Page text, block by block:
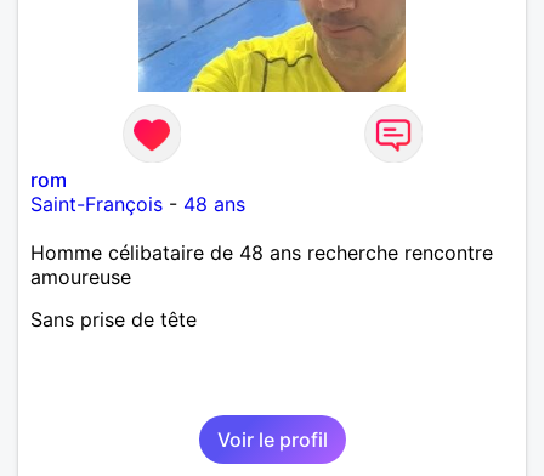
rom
Saint-François - 48 ans
Homme célibataire de 48 ans recherche rencontre
amoureuse
Sans prise de tête
Voir le profil